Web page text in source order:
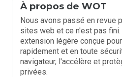
À propos de WOT
Nous avons passé en revue
sites web et ce n'est pas fini.
extension légère conçue
rapidement et en toute
navigateur, l'accélère et
privées.